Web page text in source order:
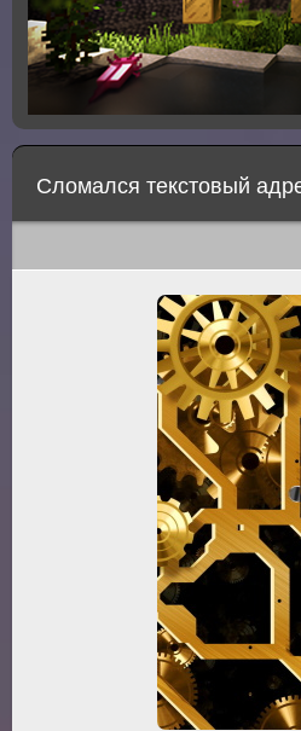
Сломался текстовый